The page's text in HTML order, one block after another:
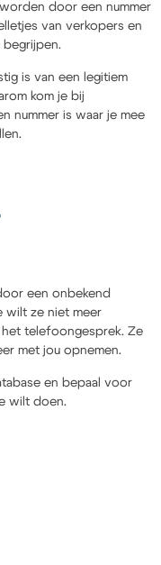
door een nummer
van verkopers en
begrijpen.
is van een legitiem
kom je bij
nummer is waar je mee
een onbekend
wilt ze niet meer
het telefoongesprek. Ze
met jou opnemen.
en bepaal voor
wilt doen.